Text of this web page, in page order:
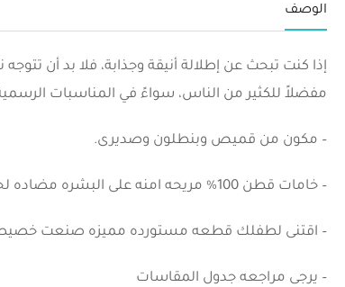
الوصف
إذا كنت تبحث عن إطلالة أنيقة وجذابة، فلا بد أن
مفضلاً للكثير من الناس، سواءً في المناسبات
– مكون من قميص وبنطلون وصديرى.
– خامات قطن 100% مريحه امنه على البشره مضاده لحساسيه الاطفال .
– اقتنى لطفلك قطعه مستورده مميزه صنعت خصيصا
– يرجى مراجعه جدول المقاسات